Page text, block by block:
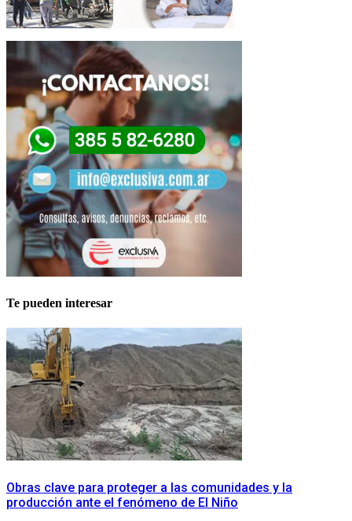
Te pueden interesar
Obras clave para proteger a las comunidades y la
producción ante el fenómeno de El Niño